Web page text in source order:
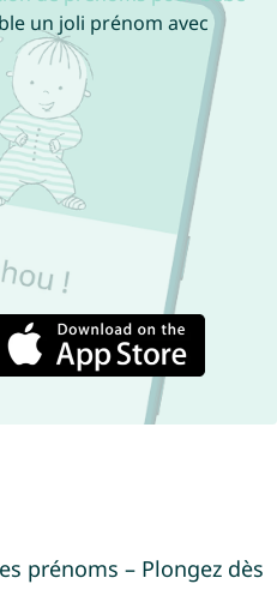
un joli prénom avec
prénoms – Plongez dès